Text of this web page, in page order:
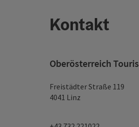
Kontakt
Oberösterreich
Freistädter Straße 119
4041 Linz